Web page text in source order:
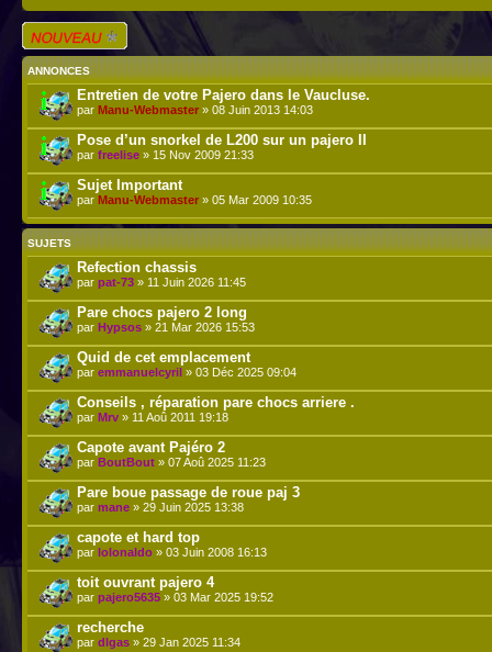
Écrire un nouveau
sujet
ANNONCES
Entretien de votre Pajero dans le Vaucluse.
par Manu-Webmaster » 08 Juin 2013 14:03
Pose d’un snorkel de L200 sur un pajero II
par freelise » 15 Nov 2009 21:33
Sujet Important
par Manu-Webmaster » 05 Mar 2009 10:35
SUJETS
Refection chassis
par pat-73 » 11 Juin 2026 11:45
Pare chocs pajero 2 long
par Hypsos » 21 Mar 2026 15:53
Quid de cet emplacement
par emmanuelcyril » 03 Déc 2025 09:04
Conseils , réparation pare chocs arriere .
par Mrv » 11 Aoû 2011 19:18
Capote avant Pajéro 2
par BoutBout » 07 Aoû 2025 11:23
Pare boue passage de roue paj 3
par mane » 29 Juin 2025 13:38
capote et hard top
par lolonaldo » 03 Juin 2008 16:13
toit ouvrant pajero 4
par pajero5635 » 03 Mar 2025 19:52
recherche
par dlgas » 29 Jan 2025 11:34